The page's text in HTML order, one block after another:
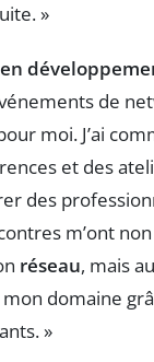
»
de
moi. J’ai
et des
des
m’ont
réseau, mais
domaine
»